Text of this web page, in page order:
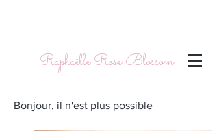
Raphaëlle Rose Blossom
Bonjour, il n'est plus possible